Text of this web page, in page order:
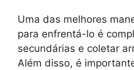
Uma das melhores
para enfrentá-lo é
secundárias e coletar
Além disso, é